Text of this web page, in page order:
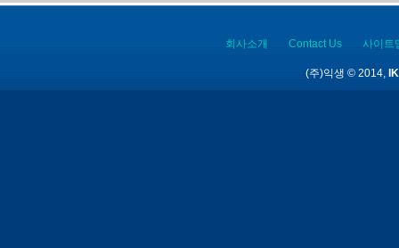
회사소개 Contact Us 사이트
(주)익생 © 2014,